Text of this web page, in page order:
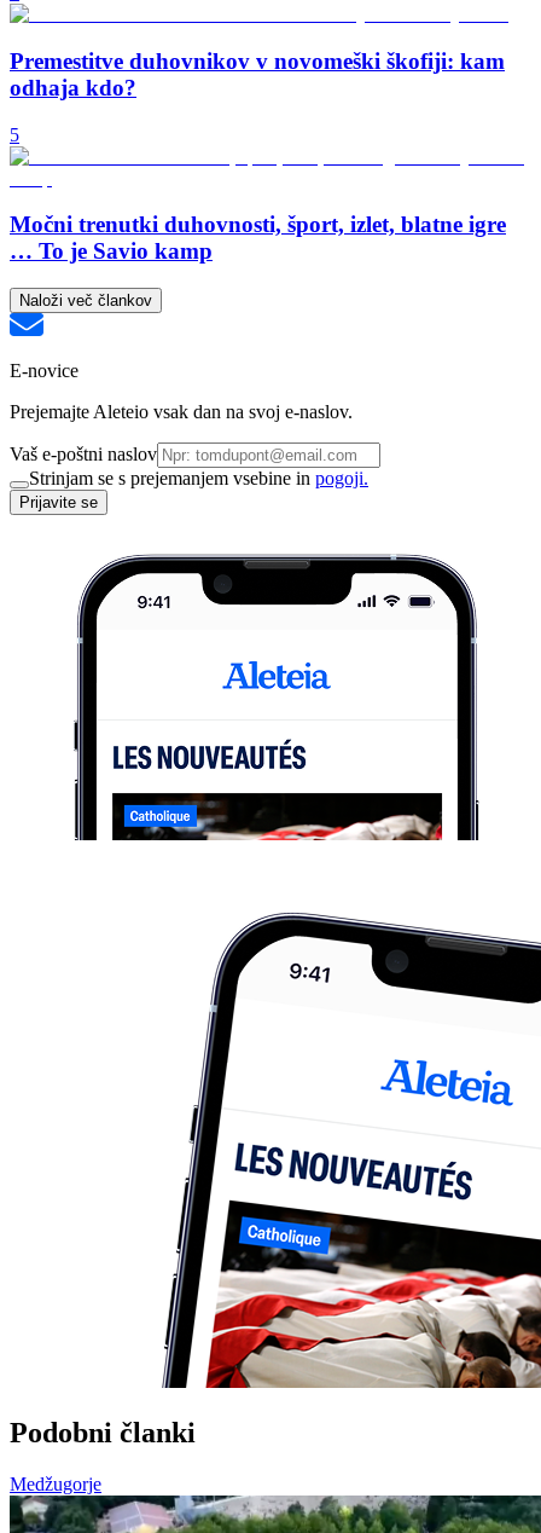
Premestitve duhovnikov v novomeški škofiji: kam
odhaja kdo?
5
Močni trenutki duhovnosti, šport, izlet, blatne igre
… To je Savio kamp
Naloži več člankov
E-novice
Prejemajte Aleteio vsak dan na svoj e-naslov.
Vaš e-poštni naslov
Strinjam se s prejemanjem vsebine in pogoji.
Prijavite se
Podobni članki
Medžugorje